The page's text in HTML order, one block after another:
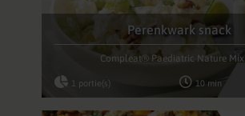
Perenkwark snack
Compleat® Paediatric Nature Mix
1 portie(s) 10 min